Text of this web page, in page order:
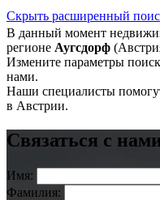
Скрыть расширенный
В данный момент
регионе Аугсдорф
Измените параметры
нами.
Наши специалисты
в Австрии.
Связаться с
Имя:
Фамилия: